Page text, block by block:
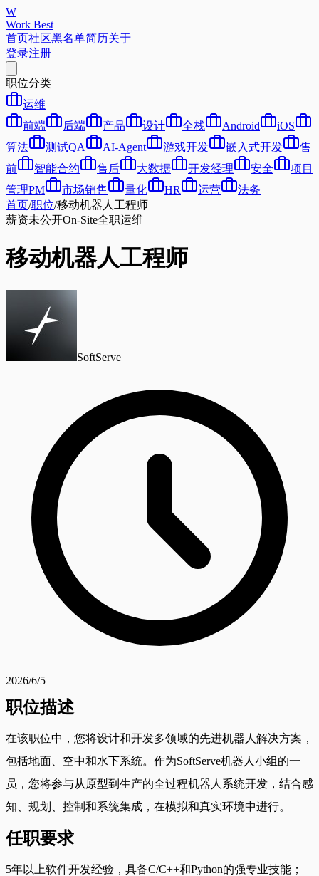
W
Work Best
首页社区黑名单简历关于
登录注册
职位分类
运维
前端
后端 产品 设计 全栈 Android
iOS
算法
测试QA AI-Agent 游戏开发 嵌入式开发
售
前
智能合约 售后 大数据 开发经理 安全
项目
管理PM
市场销售 量化 HR 运营
法务
首页/职位/移动机器人工程师
薪资未公开On-Site全职运维
移动机器人工程师
SoftServe
2026/6/5
职位描述
在该职位中，您将设计和开发多领域的先进机器人解决方案，
包括地面、空中和水下系统。作为SoftServe机器人小组的一
员，您将参与从原型到生产的全过程机器人系统开发，结合感
知、规划、控制和系统集成，在模拟和真实环境中进行。
任职要求
5年以上软件开发经验，具备C/C++和Python的强专业技能；